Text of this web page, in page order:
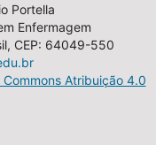
Portella
Enfermagem
CEP: 64049-550
Atribuição 4.0